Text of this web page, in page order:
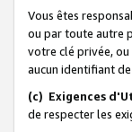
Vous êtes
ou par toute autre
votre clé privée, ou
aucun identifiant
(c) Exigences
de respecter les